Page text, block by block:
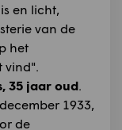
en licht,
van de
het
35 jaar oud
1933,
de